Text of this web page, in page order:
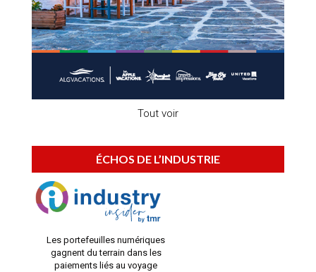
Tout voir
ÉCHOS DE L’INDUSTRIE
Les portefeuilles numériques
gagnent du terrain dans les
paiements liés au voyage